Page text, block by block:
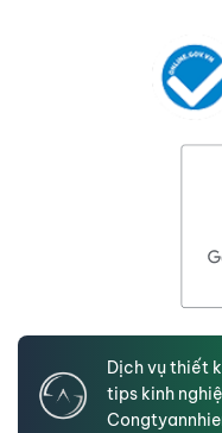
Dịch vụ thiết
tips kinh